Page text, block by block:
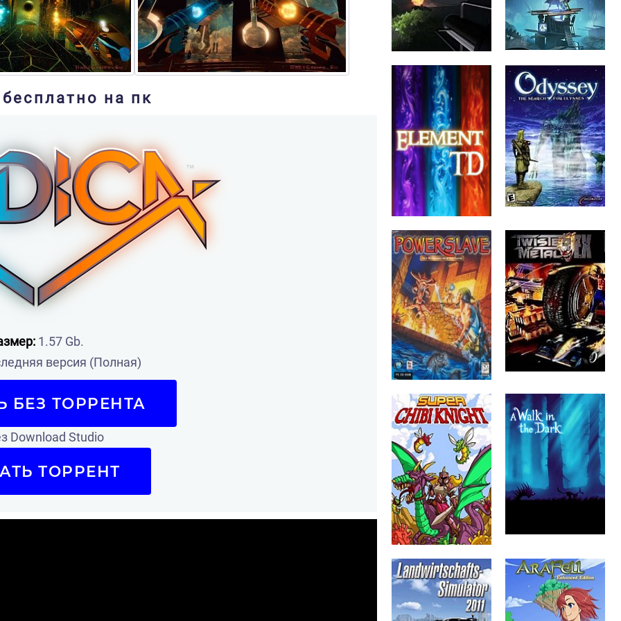
на пк
1.57 Gb.
версия (Полная)
БЕЗ ТОРРЕНТА
Download Studio
ТОРРЕНТ